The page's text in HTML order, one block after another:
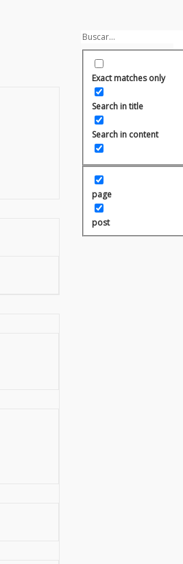
Exact matches only
Search in title
Search in content
page
post